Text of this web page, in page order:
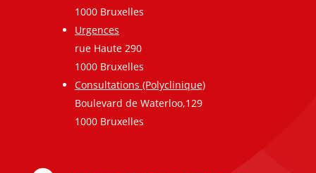
1000 Bruxelles
Urgences
rue Haute 290
1000 Bruxelles
Consultations (Polyclinique)
Boulevard de Waterloo,129
1000 Bruxelles